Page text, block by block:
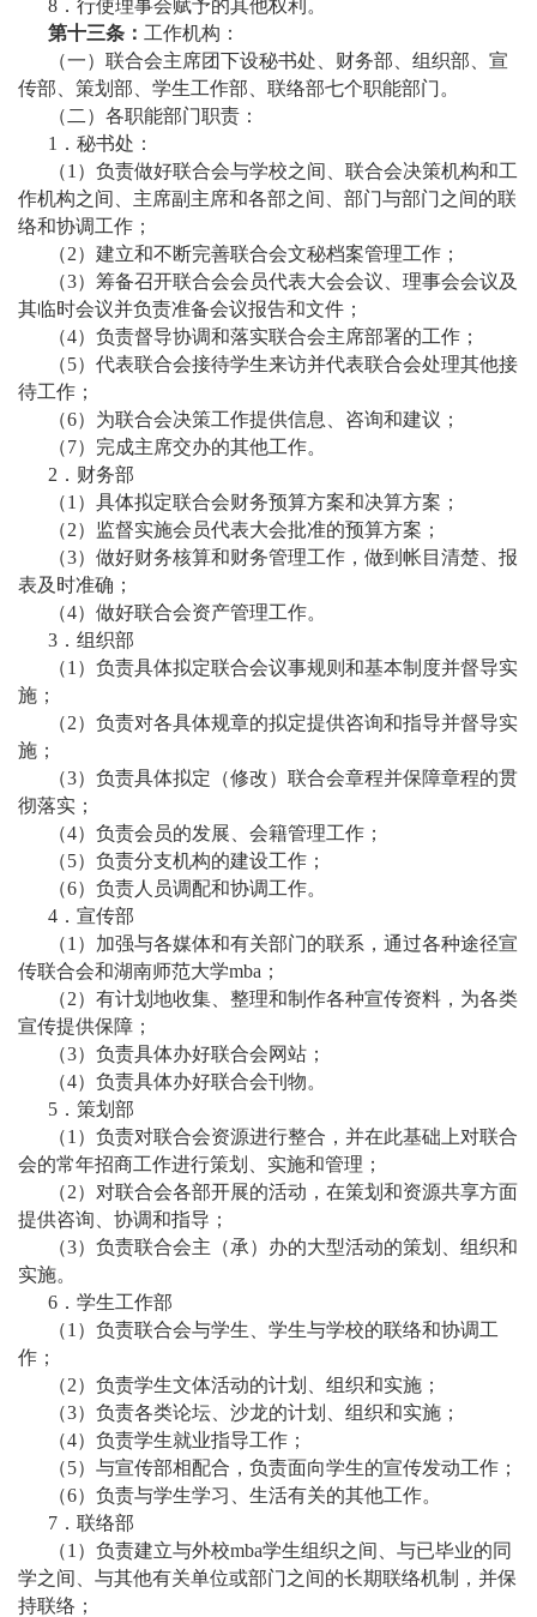
8．行使理事会赋予的其他权利。
第十三条： 工作机构：
（一）联合会主席团下设秘书处、财务部、组织部、宣
传部、策划部、学生工作部、联络部七个职能部门。
（二）各职能部门职责：
1．秘书处：
（1）负责做好联合会与学校之间、联合会决策机构和工
作机构之间、主席副主席和各部之间、部门与部门之间的联
络和协调工作；
（2）建立和不断完善联合会文秘档案管理工作；
（3）筹备召开联合会会员代表大会会议、理事会会议及
其临时会议并负责准备会议报告和文件；
（4）负责督导协调和落实联合会主席部署的工作；
（5）代表联合会接待学生来访并代表联合会处理其他接
待工作；
（6）为联合会决策工作提供信息、咨询和建议；
（7）完成主席交办的其他工作。
2．财务部
（1）具体拟定联合会财务预算方案和决算方案；
（2）监督实施会员代表大会批准的预算方案；
（3）做好财务核算和财务管理工作，做到帐目清楚、报
表及时准确；
（4）做好联合会资产管理工作。
3．组织部
（1）负责具体拟定联合会议事规则和基本制度并督导实
施；
（2）负责对各具体规章的拟定提供咨询和指导并督导实
施；
（3）负责具体拟定（修改）联合会章程并保障章程的贯
彻落实；
（4）负责会员的发展、会籍管理工作；
（5）负责分支机构的建设工作；
（6）负责人员调配和协调工作。
4．宣传部
（1）加强与各媒体和有关部门的联系，通过各种途径宣
传联合会和湖南师范大学mba；
（2）有计划地收集、整理和制作各种宣传资料，为各类
宣传提供保障；
（3）负责具体办好联合会网站；
（4）负责具体办好联合会刊物。
5．策划部
（1）负责对联合会资源进行整合，并在此基础上对联合
会的常年招商工作进行策划、实施和管理；
（2）对联合会各部开展的活动，在策划和资源共享方面
提供咨询、协调和指导；
（3）负责联合会主（承）办的大型活动的策划、组织和
实施。
6．学生工作部
（1）负责联合会与学生、学生与学校的联络和协调工
作；
（2）负责学生文体活动的计划、组织和实施；
（3）负责各类论坛、沙龙的计划、组织和实施；
（4）负责学生就业指导工作；
（5）与宣传部相配合，负责面向学生的宣传发动工作；
（6）负责与学生学习、生活有关的其他工作。
7．联络部
（1）负责建立与外校mba学生组织之间、与已毕业的同
学之间、与其他有关单位或部门之间的长期联络机制，并保
持联络；